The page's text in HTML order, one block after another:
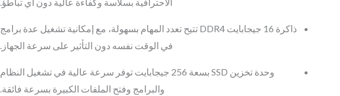
الاحترافية بسلاسة وكفاءة عالية دون أي تباطؤ.
ذاكرة 16 جيجابايت DDR4 تتيح تعدد المهام بسهولة، مع إمكانية تشغيل عدة برامج
في الوقت نفسه دون التأثير على سرعة الجهاز.
وحدة تخزين SSD بسعة 256 جيجابايت توفر سرعة عالية في تشغيل النظام
والبرامج وفتح الملفات الكبيرة بسرعة فائقة.